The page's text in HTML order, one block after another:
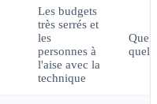
Les budgets
très serrés et
les
personnes à
l'aise avec la
technique